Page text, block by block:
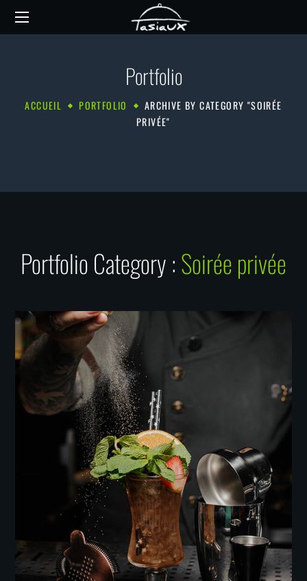
Portfolio
ACCUEIL PORTFOLIO
ARCHIVE BY CATEGORY "SOIRÉE
PRIVÉE"
Portfolio Category :Soirée privée